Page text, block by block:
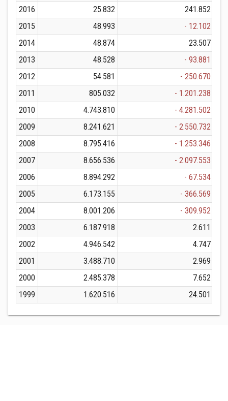
2016
25.832
241.852
2015
48.993
- 12.102
2014
48.874
23.507
2013
48.528
- 93.881
2012
54.581
- 250.670
2011
805.032
- 1.201.238
2010
4.743.810
- 4.281.502
2009
8.241.621
- 2.550.732
2008
8.795.416 - 1.253.346
2007
8.656.536
- 2.097.553
2006
8.894.292
- 67.534
2005
6.173.155
- 366.569
2004
8.001.206
- 309.952
2003
6.187.918
2.611
2002
4.946.542
4.747
2001
3.488.710
2.969
2000
2.485.378
7.652
1999
1.620.516 24.501